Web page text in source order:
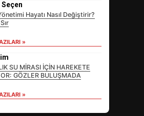
Hayatı Nasıl Değiştirir?
»
SU MİRASI İÇİN HAREKETE
GÖZLER BULUŞMADA
»
NE